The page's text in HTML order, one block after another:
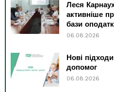
Леся
активніше
бази
06.08.2026
Нові
допомог
06.08.2026